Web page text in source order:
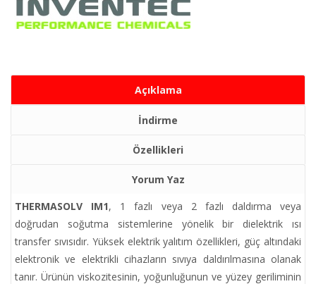
Açıklama
İndirme
Özellikleri
Yorum Yaz
THERMASOLV IM1, 1 fazlı veya 2 fazlı daldırma veya
doğrudan soğutma sistemlerine yönelik bir dielektrik ısı
transfer sıvısıdır. Yüksek elektrik yalıtım özellikleri, güç altındaki
elektronik ve elektrikli cihazların sıvıya daldırılmasına olanak
tanır. Ürünün viskozitesinin, yoğunluğunun ve yüzey geriliminin